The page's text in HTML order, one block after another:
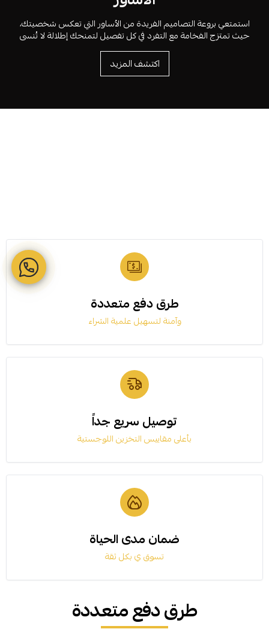
استمتعي بروعة التصاميم الفريدة من الأساور التي تعكس شخصيتك،
حيث تمتزج الفخامة مع التفرد في كل تفصيل لتمنحك إطلالة لا تُنسى
اكتشف المزيد
طرق دفع متعددة
وآمنة لتسهيل علمية الشراء
توصيل سريع جداً
بأعلى مقاييس التخزين اللوجستية
ضمان مدى الحياة
تسوق ي بكل ثقة
طرق دفع متعددة